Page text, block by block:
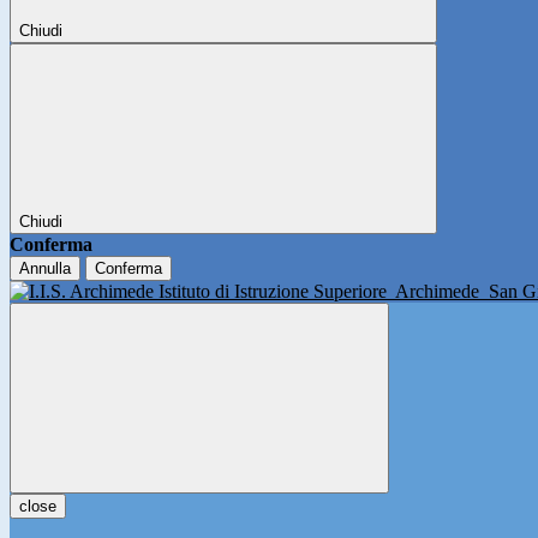
Chiudi
Chiudi
Conferma
Annulla Conferma
Istituto di Istruzione Superiore Archimede San
close